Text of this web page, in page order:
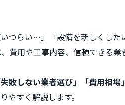
づらい…」「設備を新しくした
費用や工事内容、信頼できる業
失敗しない業者選び」「費用相
やすく解説します。